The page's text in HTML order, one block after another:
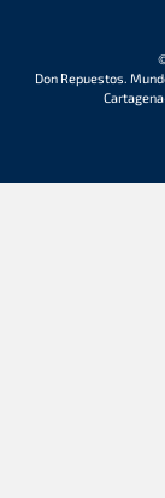
Don Repuestos.